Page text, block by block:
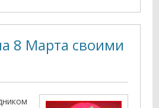
8 Марта своими